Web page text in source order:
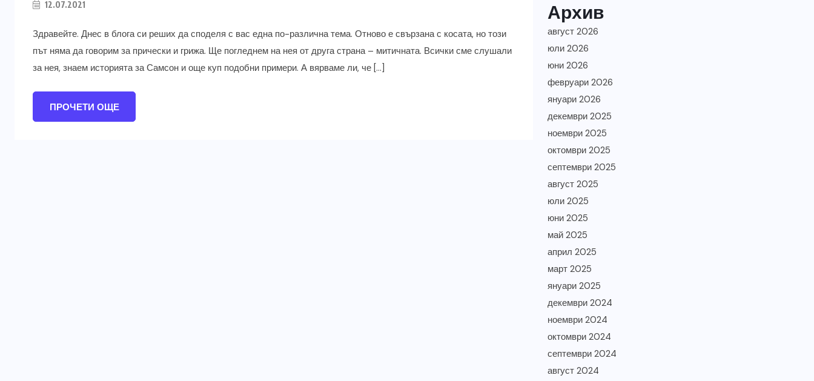
12.07.2021
Здравейте. Днес в блога си реших да споделя с вас една по-различна тема. Отново е свързана с косата, но този
път няма да говорим за прически и грижа. Ще погледнем на нея от друга страна – митичната. Всички сме слушали
за нея, знаем историята за Самсон и още куп подобни примери. А вярваме ли, че […]
ПРОЧЕТИ ОЩЕ
Архив
август 2026
юли 2026
юни 2026
февруари 2026
януари 2026
декември 2025
ноември 2025
октомври 2025
септември 2025
август 2025
юли 2025
юни 2025
май 2025
април 2025
март 2025
януари 2025
декември 2024
ноември 2024
октомври 2024
септември 2024
август 2024